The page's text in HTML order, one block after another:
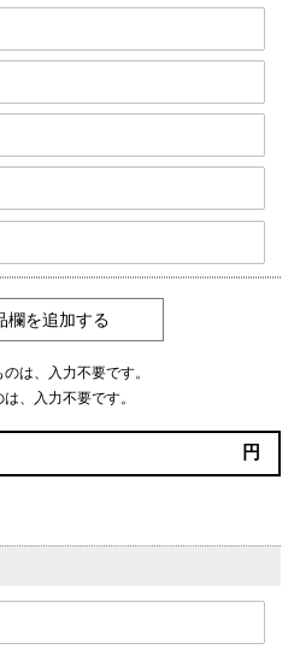
欄を追加する
は、入力不要です。
、入力不要です。
円